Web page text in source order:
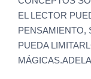
EL LECTOR
PENSAMIENTO,
PUEDA